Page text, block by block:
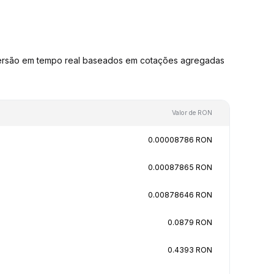
em tempo real baseados em cotações agregadas
Valor de RON
0.00008786 RON
0.00087865 RON
0.00878646 RON
0.0879 RON
0.4393 RON